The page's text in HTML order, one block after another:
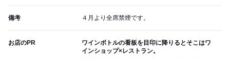
備考 ４月より全席禁煙です。
お店のPR
ワインボトルの看板を目印に降りるとそこはワ
インショップ×レストラン。